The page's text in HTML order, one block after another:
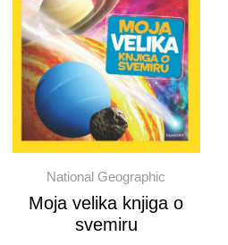
National Geographic
Moja velika knjiga o
svemiru